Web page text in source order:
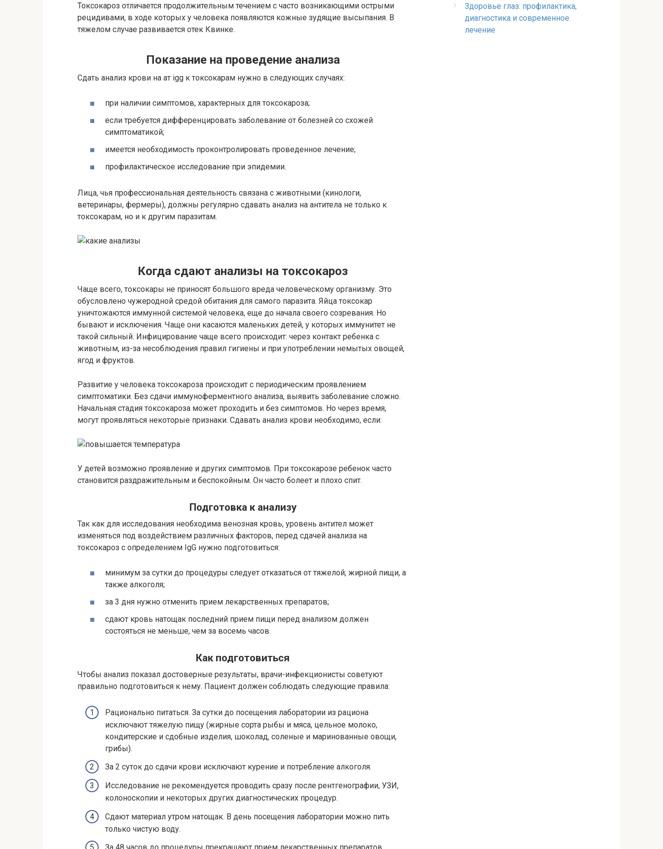
Токсокароз отличается продолжительным течением с часто возникающими острыми
рецидивами, в ходе которых у человека появляются кожные зудящие высыпания. В
тяжелом случае развивается отек Квинке.
Показание на проведение анализа
Сдать анализ крови на ат igg к токсокарам нужно в следующих случаях:
при наличии симптомов, характерных для токсокароза;
если требуется дифференцировать заболевание от болезней со схожей
симптоматикой;
имеется необходимость проконтролировать проведенное лечение;
профилактическое исследование при эпидемии.
Лица, чья профессиональная деятельность связана с животными (кинологи,
ветеринары, фермеры), должны регулярно сдавать анализ на антитела не только к
токсокарам, но и к другим паразитам.
Когда сдают анализы на токсокароз
Чаще всего, токсокары не приносят большого вреда человеческому организму. Это
обусловлено чужеродной средой обитания для самого паразита. Яйца токсокар
уничтожаются иммунной системой человека, еще до начала своего созревания. Но
бывают и исключения. Чаще они касаются маленьких детей, у которых иммунитет не
такой сильный. Инфицирование чаще всего происходит: через контакт ребенка с
животным, из-за несоблюдения правил гигиены и при употреблении немытых овощей,
ягод и фруктов.
Развитие у человека токсокароза происходит с периодическим проявлением
симптоматики. Без сдачи иммуноферментного анализа, выявить заболевание сложно.
Начальная стадия токсокароза может проходить и без симптомов. Но через время,
могут проявляться некоторые признаки. Сдавать анализ крови необходимо, если:
У детей возможно проявление и других симптомов. При токсокарозе ребенок часто
становится раздражительным и беспокойным. Он часто болеет и плохо спит.
Подготовка к анализу
Так как для исследования необходима венозная кровь, уровень антител может
изменяться под воздействием различных факторов, перед сдачей анализа на
токсокароз с определением IgG нужно подготовиться:
минимум за сутки до процедуры следует отказаться от тяжелой, жирной пищи, а
также алкоголя;
за 3 дня нужно отменить прием лекарственных препаратов;
сдают кровь натощак последний прием пищи перед анализом должен
состояться не меньше, чем за восемь часов.
Как подготовиться
Чтобы анализ показал достоверные результаты, врачи-инфекционисты советуют
правильно подготовиться к нему. Пациент должен соблюдать следующие правила:
Рационально питаться. За сутки до посещения лаборатории из рациона
исключают тяжелую пищу (жирные сорта рыбы и мяса, цельное молоко,
кондитерские и сдобные изделия, шоколад, соленые и маринованные овощи,
грибы).
За 2 суток до сдачи крови исключают курение и потребление алкоголя.
Исследование не рекомендуется проводить сразу после рентгенографии, УЗИ,
колоноскопии и некоторых других диагностических процедур.
Сдают материал утром натощак. В день посещения лаборатории можно пить
только чистую воду.
Здоровье глаз: профилактика,
диагностика и современное
лечение